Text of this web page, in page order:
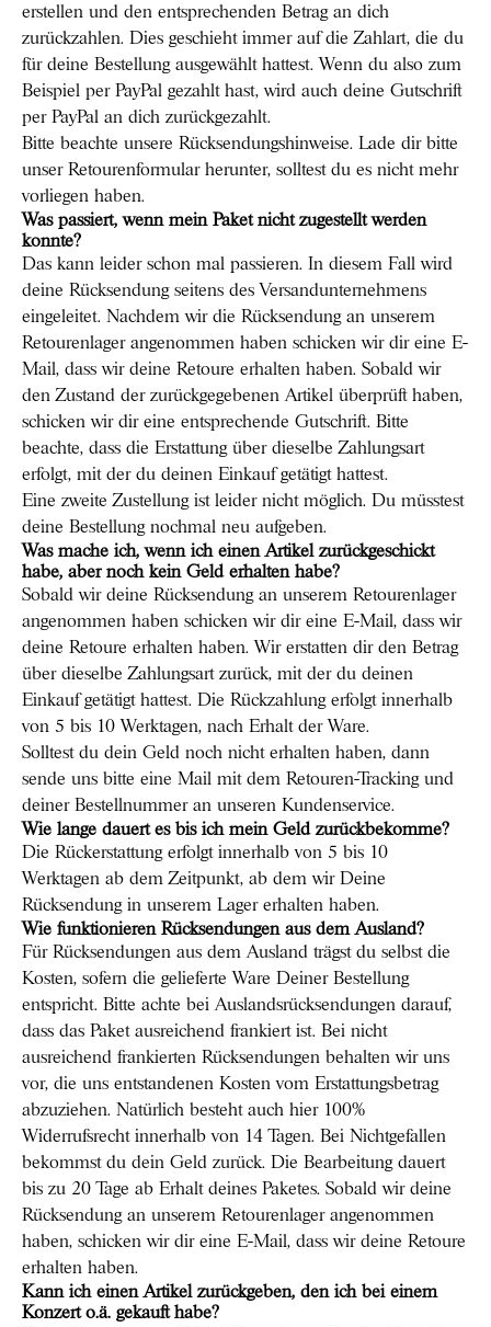
erstellen und den entsprechenden Betrag an dich
zurückzahlen. Dies geschieht immer auf die Zahlart, die du
für deine Bestellung ausgewählt hattest. Wenn du also zum
Beispiel per PayPal gezahlt hast, wird auch deine Gutschrift
per PayPal an dich zurückgezahlt.
Bitte beachte unsere Rücksendungshinweise. Lade dir bitte
unser Retourenformular herunter, solltest du es nicht mehr
vorliegen haben.
Was passiert, wenn mein Paket nicht zugestellt werden
konnte?
Das kann leider schon mal passieren. In diesem Fall wird
deine Rücksendung seitens des Versandunternehmens
eingeleitet. Nachdem wir die Rücksendung an unserem
Retourenlager angenommen haben schicken wir dir eine E-
Mail, dass wir deine Retoure erhalten haben. Sobald wir
den Zustand der zurückgegebenen Artikel überprüft haben,
schicken wir dir eine entsprechende Gutschrift. Bitte
beachte, dass die Erstattung über dieselbe Zahlungsart
erfolgt, mit der du deinen Einkauf getätigt hattest.
Eine zweite Zustellung ist leider nicht möglich. Du müsstest
deine Bestellung nochmal neu aufgeben.
Was mache ich, wenn ich einen Artikel zurückgeschickt
habe, aber noch kein Geld erhalten habe?
Sobald wir deine Rücksendung an unserem Retourenlager
angenommen haben schicken wir dir eine E-Mail, dass wir
deine Retoure erhalten haben. Wir erstatten dir den Betrag
über dieselbe Zahlungsart zurück, mit der du deinen
Einkauf getätigt hattest. Die Rückzahlung erfolgt innerhalb
von 5 bis 10 Werktagen, nach Erhalt der Ware.
Solltest du dein Geld noch nicht erhalten haben, dann
sende uns bitte eine Mail mit dem Retouren-Tracking und
deiner Bestellnummer an unseren Kundenservice.
Wie lange dauert es bis ich mein Geld zurückbekomme?
Die Rückerstattung erfolgt innerhalb von 5 bis 10
Werktagen ab dem Zeitpunkt, ab dem wir Deine
Rücksendung in unserem Lager erhalten haben.
Wie funktionieren Rücksendungen aus dem Ausland?
Für Rücksendungen aus dem Ausland trägst du selbst die
Kosten, sofern die gelieferte Ware Deiner Bestellung
entspricht. Bitte achte bei Auslandsrücksendungen darauf,
dass das Paket ausreichend frankiert ist. Bei nicht
ausreichend frankierten Rücksendungen behalten wir uns
vor, die uns entstandenen Kosten vom Erstattungsbetrag
abzuziehen. Natürlich besteht auch hier 100%
Widerrufsrecht innerhalb von 14 Tagen. Bei Nichtgefallen
bekommst du dein Geld zurück. Die Bearbeitung dauert
bis zu 20 Tage ab Erhalt deines Paketes. Sobald wir deine
Rücksendung an unserem Retourenlager angenommen
haben, schicken wir dir eine E-Mail, dass wir deine Retoure
erhalten haben.
Kann ich einen Artikel zurückgeben, den ich bei einem
Konzert o.ä. gekauft habe?